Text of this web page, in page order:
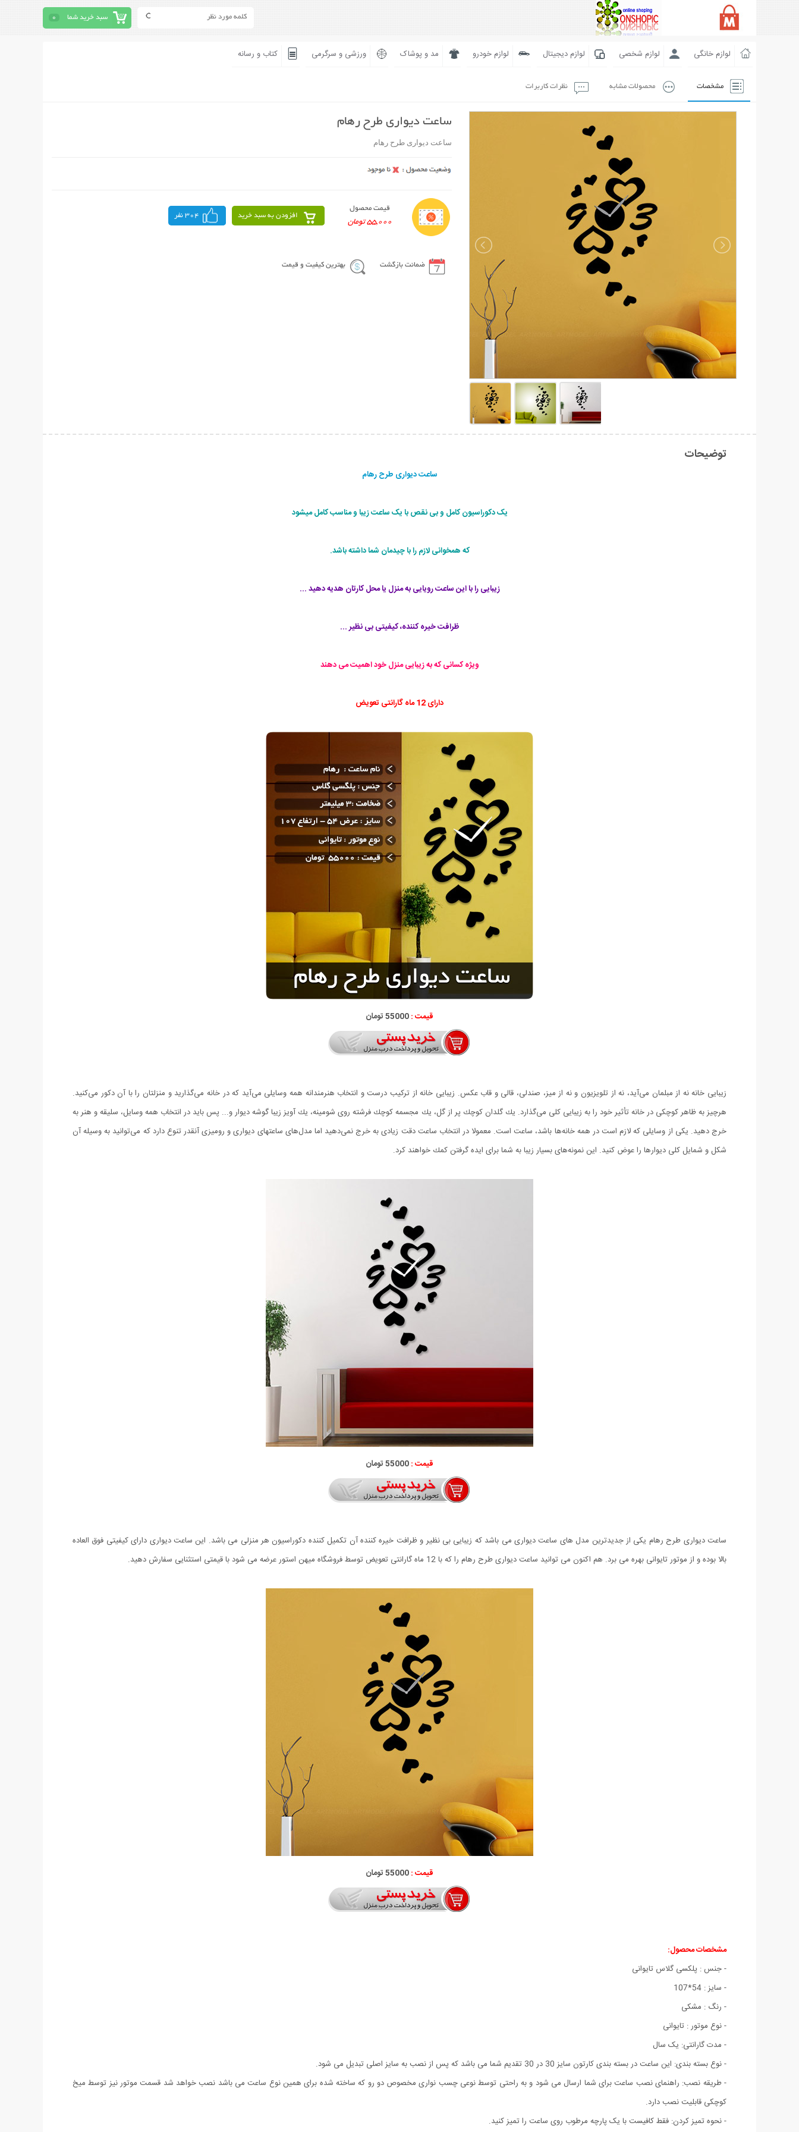
سبد خرید شما 0
لوازم خانگی لوازم شخصی لوازم دیجیتال لوازم خودرو مد و پوشاک ورزشی و سرگرمی کتاب و رسانه
مشخصات محصولات مشابه نظرات کاربرات
ساعت دیواری طرح رهام
ساعت دیواری طرح رهام
قیمت محصول
55,000 تومان
افزودن به سبد خرید 304 نفر
ضمانت بازگشت بهترین کیفیت و قیمت
توضیحات
ساعت دیواری طرح رهام
یک دکوراسیون کامل و بی نقص با یک ساعت زیبا و مناسب کامل میشود
که همخوانی لازم را با چیدمان شما داشته باشد.
زیبایی را با این ساعت رویایی به منزل یا محل کارتان هدیه دهید ...
ظرافت خیره کننده، کیفیتی بی نظیر ...
ویژه کسانی که به زیبایی منزل خود اهمیت می دهند
دارای 12 ماه گارانتی تعویض
قیمت :55000 تومان
زیبایی خانه نه از مبلمان می‌آید، نه از تلویزیون و نه از میز، صندلی، قالی و قاب عكس. زیبایی خانه از تركیب درست و انتخاب هنرمندانه همه وسایلی می‌آید كه در خانه می‌گذارید و منزلتان را با آن دكور می‌كنید.
هرچیز به ظاهر كوچكی در خانه تأثیر خود را به زیبایی کلی می‌گذارد. یك گلدان كوچك پر از گل، یك مجسمه كوچك فرشته روی شومینه، یك آویز زیبا گوشه دیوار و... پس باید در انتخاب همه وسایل، سلیقه و هنر به
خرج دهید. یكی از وسایلی كه لازم است در همه خانه‌ها باشد، ساعت است. معمولا در انتخاب ساعت دقت زیادی به خرج نمی‌دهید اما مدل‌های ساعتهای دیواری و رومیزی آنقدر تنوع دارد كه می‌توانید به وسیله آن
شكل و شمایل كلی دیوارها را عوض كنید. این نمونه‌های بسیار زیبا به شما برای ایده گرفتن كمك خواهند كرد.
قیمت :55000 تومان
ساعت دیواری طرح رهام یکی از جدیدترین مدل های ساعت دیواری می باشد که زیبایی بی نظیر و ظرافت خیره کننده آن تکمیل کننده دکوراسیون هر منزلی می باشد. این ساعت دیواری دارای کیفیتی فوق العاده
بالا بوده و از موتور تایوانی بهره می برد. هم اکنون می توانید ساعت دیواری طرح رهام را که با 12 ماه گارانتی تعویض توسط فروشگاه میهن استور عرضه می شود با قیمتی استثنایی سفارش دهید.
قیمت :55000 تومان
مشخصات محصول:
- جنس : پلکسی گلاس تایوانی
- سایز : 54*107
- رنگ : مشکی
- نوع موتور : تایوانی
- مدت گارانتی: یک سال
- نوع بسته بندی: این ساعت در بسته بندی کارتون سایز 30 در 30 تقدیم شما می باشد که پس از نصب به سایز اصلی تبدیل می شود.
- طریقه نصب: راهنمای نصب ساعت برای شما ارسال می شود و به راحتی توسط نوعی چسب نواری مخصوص دو رو که ساخته شده برای همین نوع ساعت می باشد نصب خواهد شد قسمت موتور نیز توسط میخ
کوچکی قابلیت نصب دارد.
- نحوه تمیز کردن: فقط کافیست با یک پارچه مرطوب روی ساعت را تمیز کنید.